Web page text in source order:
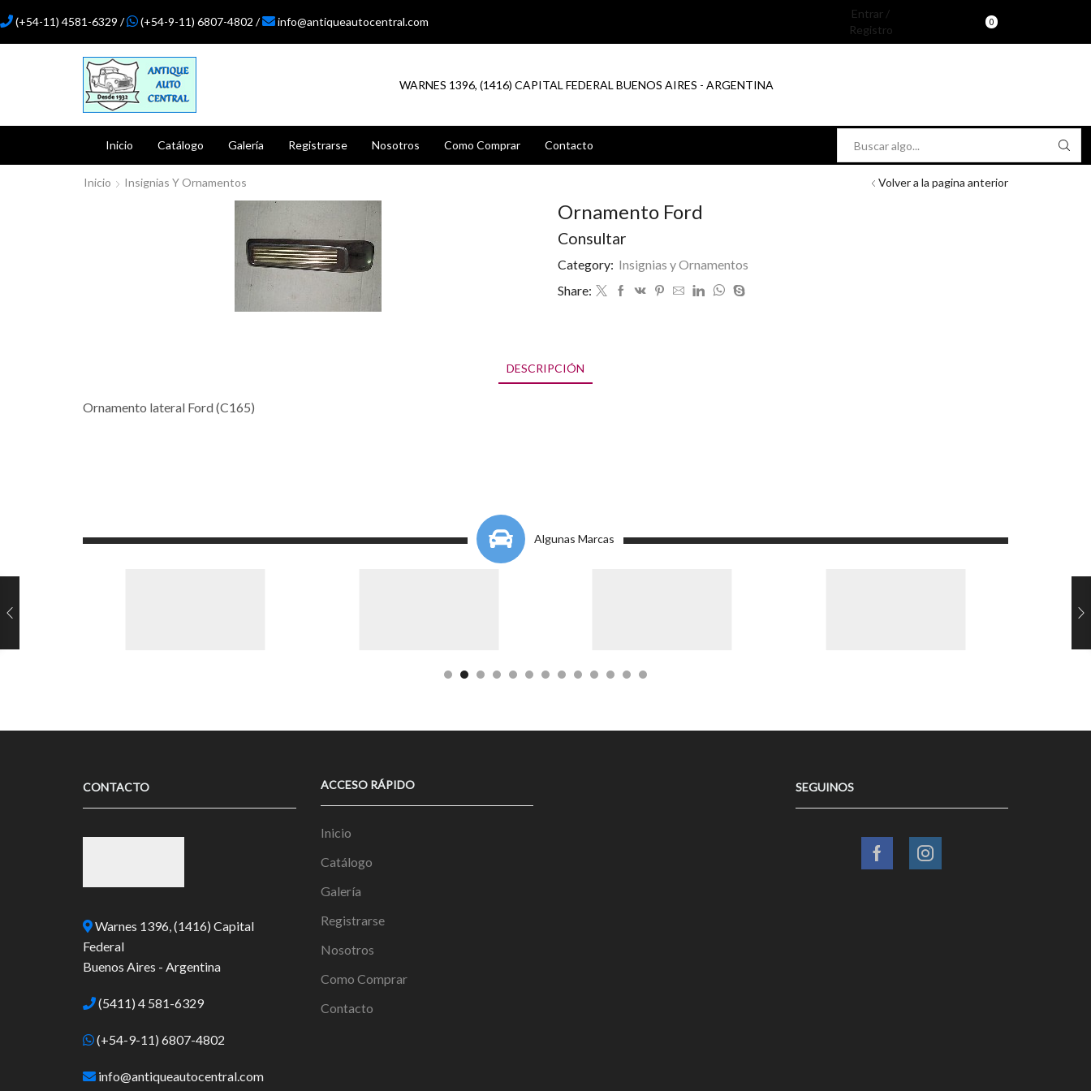
(+54-11) 4581-6329 / (+54-9-11) 6807-4802 / info@antiqueautocentral.com
Entrar /
Registro
0
WARNES 1396, (1416) CAPITAL FEDERAL BUENOS AIRES - ARGENTINA
Inicio Catálogo Galería Registrarse Nosotros Como Comprar Contacto
input
Inicio
Insignias Y Ornamentos Volver a la pagina anterior
Ornamento Ford
Consultar
Category: Insignias y Ornamentos
Share:
DESCRIPCIÓN
Ornamento lateral Ford (C165)
Algunas Marcas
CONTACTO
Warnes 1396, (1416) Capital
Federal
Buenos Aires - Argentina
(5411) 4 581-6329
(+54-9-11) 6807-4802
info@antiqueautocentral.com
ACCESO RÁPIDO
Inicio
Catálogo
Galería
Registrarse
Nosotros
Como Comprar
Contacto
SEGUINOS
FacebookInstagram